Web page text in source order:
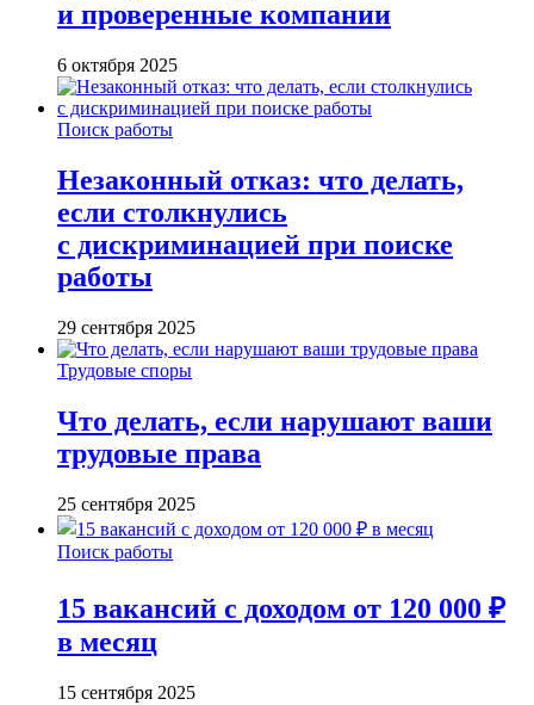
и проверенные компании
6 октября 2025
Поиск работы
Незаконный отказ: что делать,
если столкнулись
с дискриминацией при поиске
работы
29 сентября 2025
Трудовые споры
Что делать, если нарушают ваши
трудовые права
25 сентября 2025
Поиск работы
15 вакансий с доходом от 120 000 ₽
в месяц
15 сентября 2025